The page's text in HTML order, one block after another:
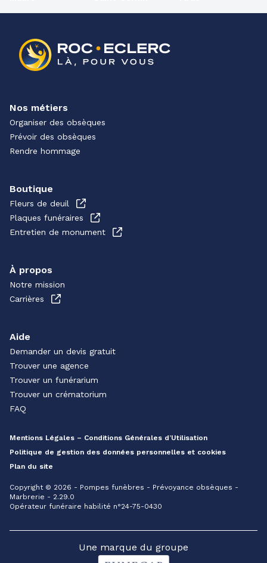
Nos métiers
Organiser des obsèques
Prévoir des obsèques
Rendre hommage
Boutique
Fleurs de deuil
Plaques funéraires
Entretien de monument
À propos
Notre mission
Carrières
Aide
Demander un devis gratuit
Trouver une agence
Trouver un funérarium
Trouver un crématorium
FAQ
Mentions Légales – Conditions Générales d’Utilisation
Politique de gestion des données personnelles et cookies
Plan du site
Copyright © 2026 - Pompes funèbres - Prévoyance obsèques -
Marbrerie - 2.29.0
Opérateur funéraire habilité n°24-75-0430
Une marque du groupe